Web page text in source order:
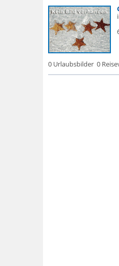
0 Urlaubsbilder 0